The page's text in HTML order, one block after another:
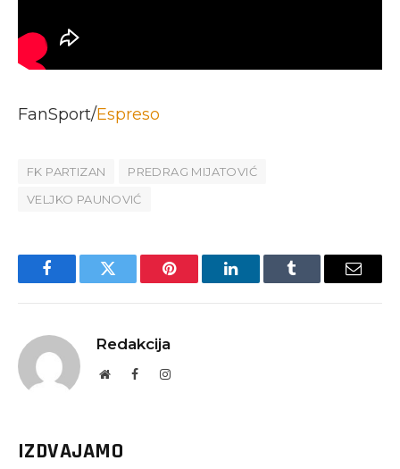
FanSport/Espreso
FK PARTIZAN
PREDRAG MIJATOVIĆ
VELJKO PAUNOVIĆ
FacebookTwitter Pinterest LinkedInTumblr Email
Redakcija
WebsiteFacebookInstagram
IZDVAJAMO